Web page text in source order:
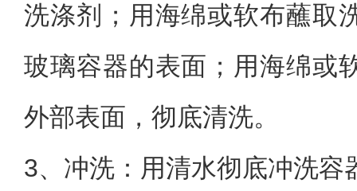
洗涤剂；用海绵或软布蘸取
玻璃容器的表面；用海绵或
外部表面，彻底清洗。
3、 冲洗：用清水彻底冲洗容